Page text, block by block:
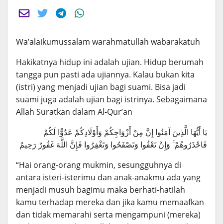
Wa’alaikumussalam warahmatullah wabarakatuh
Hakikatnya hidup ini adalah ujian. Hidup berumah
tangga pun pasti ada ujiannya. Kalau bukan kita
(istri) yang menjadi ujian bagi suami. Bisa jadi
suami juga adalah ujian bagi istrinya. Sebagaimana
Allah Suratkan dalam Al-Qur’an
يَا أَيُّهَا الَّذِينَ آمَنُوا إِنَّ مِنْ أَزْوَاجِكُمْ وَأَوْلَادِكُمْ عَدُوًّا لَكُمْ
فَاحْذَرُوهُمْ ۚ وَإِنْ تَعْفُوا وَتَصْفَحُوا وَتَغْفِرُوا فَإِنَّ اللَّهَ غَفُورٌ رَحِيمٌ
“Hai orang-orang mukmin, sesungguhnya di
antara isteri-isterimu dan anak-anakmu ada yang
menjadi musuh bagimu maka berhati-hatilah
kamu terhadap mereka dan jika kamu memaafkan
dan tidak memarahi serta mengampuni (mereka)